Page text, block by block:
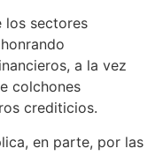
los sectores
a la vez
colchones
crediticios.
en parte, por las